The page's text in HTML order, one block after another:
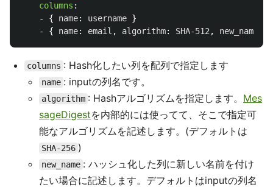
columns :
-
{ name: username }
-
{ name: email , algorithm: SHA-512 , new_name
columns : Hash化したい列を配列で指定します
name : inputの列名です。
algorithm : Hashアルゴリズムを指定します。 Mes
sageDigestを内部的には使ってて、そこで指定可
能なアルゴリズムを記述します。(デフォルトは
SHA-256 )
new_name : ハッシュ化した列に新しい名前を付け
たい場合に記述します。デフォルトはinputの列名